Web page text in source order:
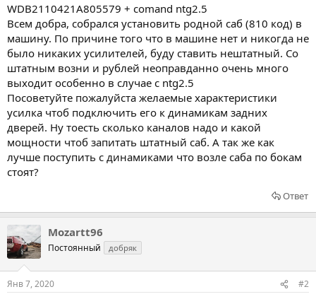
WDB2110421A805579 + comand ntg2.5
Всем добра, собрался установить родной саб (810 код) в
машину. По причине того что в машине нет и никогда не
было никаких усилителей, буду ставить нештатный. Со
штатным возни и рублей неоправданно очень много
выходит особенно в случае с ntg2.5
Посоветуйте пожалуйста желаемые характеристики
усилка чтоб подключить его к динамикам задних
дверей. Ну тоесть сколько каналов надо и какой
мощности чтоб запитать штатный саб. А так же как
лучше поступить с динамиками что возле саба по бокам
стоят?
Ответ
Mozartt96
Постоянный добряк
Янв 7, 2020 #2